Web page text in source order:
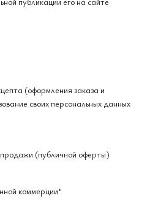
(оформления заказа и
своих персональных данных
(публичной оферты)
коммерции"